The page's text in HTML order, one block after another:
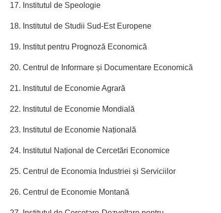
17. Institutul de Speologie
18. Institutul de Studii Sud-Est Europene
19. Institut pentru Prognoză Economică
20. Centrul de Informare și Documentare Economică
21. Institutul de Economie Agrară
22. Institutul de Economie Mondială
23. Institutul de Economie Națională
24. Institutul Național de Cercetări Economice
25. Centrul de Economia Industriei și Serviciilor
26. Centrul de Economie Montană